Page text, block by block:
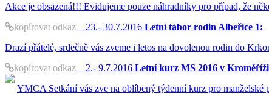
Akce je obsazená!!! Evidujeme pouze náhradníky pro případ, že
kopírovat odkaz 23.- 30.7.2016 Letní tábor rodin Albeřice 1:
Drazí přátelé, srdečně vás zveme i letos na dovolenou rodin do
kopírovat odkaz 2.- 9.7.2016 Letní kurz MS 2016 v
YMCA Setkání vás zve na oblíbený týdenní kurz pro